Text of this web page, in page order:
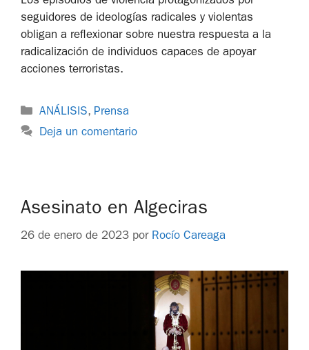
seguidores de ideologías radicales y violentas
obligan a reflexionar sobre nuestra respuesta a la
radicalización de individuos capaces de apoyar
acciones terroristas.
ANÁLISIS, Prensa
Deja un comentario
Asesinato en Algeciras
26 de enero de 2023 por Rocío Careaga